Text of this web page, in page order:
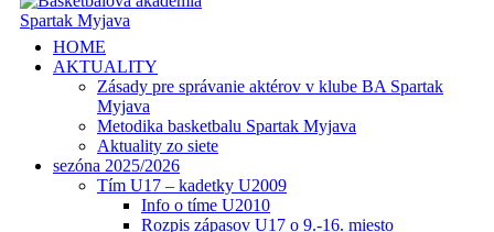
HOME
AKTUALITY
Zásady pre správanie aktérov v klube BA Spartak
Myjava
Metodika basketbalu Spartak Myjava
Aktuality zo siete
sezóna 2025/2026
Tím U17 – kadetky U2009
Info o tíme U2010
Rozpis zápasov U17 o 9.-16. miesto